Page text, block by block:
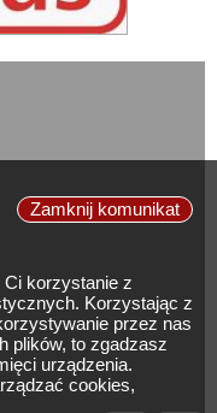
Zamknij komunikat
Ci korzystanie z
Korzystając z
przez nas
plików, to zgadzasz
urządzenia.
cookies,